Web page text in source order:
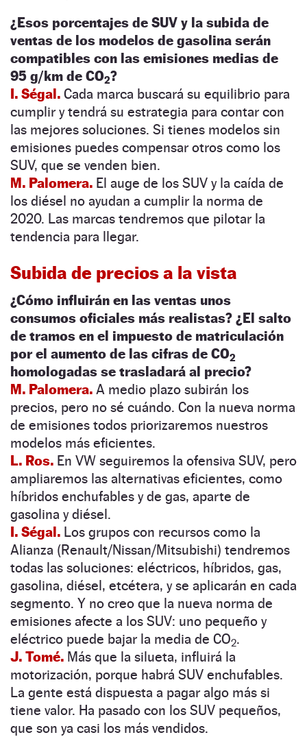
¿Esos porcentajes de SUV y la subida de
ventas de los modelos de gasolina serán
compatibles con las emisiones medias de
95 g/km de CO2?
I. Ségal. Cada marca buscará su equilibrio para
cumplir y tendrá su estrategia para contar con
las mejores soluciones. Si tienes modelos sin
emisiones puedes compensar otros como los
SUV, que se venden bien.
M. Palomera. El auge de los SUV y la caída de
los diésel no ayudan a cumplir la norma de
2020. Las marcas tendremos que pilotar la
tendencia para llegar.
Subida de precios a la vista
¿Cómo influirán en las ventas unos
consumos oficiales más realistas? ¿El salto
de tramos en el impuesto de matriculación
por el aumento de las cifras de CO2
homologadas se trasladará al precio?
M. Palomera. A medio plazo subirán los
precios, pero no sé cuándo. Con la nueva norma
de emisiones todos priorizaremos nuestros
modelos más eficientes.
L. Ros. En VW seguiremos la ofensiva SUV, pero
ampliaremos las alternativas eficientes, como
híbridos enchufables y de gas, aparte de
gasolina y diésel.
I. Ségal. Los grupos con recursos como la
Alianza (Renault/Nissan/Mitsubishi) tendremos
todas las soluciones: eléctricos, híbridos, gas,
gasolina, diésel, etcétera, y se aplicarán en cada
segmento. Y no creo que la nueva norma de
emisiones afecte a los SUV: uno pequeño y
eléctrico puede bajar la media de CO2.
J. Tomé. Más que la silueta, influirá la
motorización, porque habrá SUV enchufables.
La gente está dispuesta a pagar algo más si
tiene valor. Ha pasado con los SUV pequeños,
que son ya casi los más vendidos.